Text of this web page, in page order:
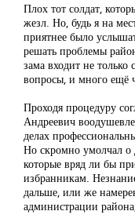
Плох тот солдат,
жезл. Но, будь я на
приятнее было
решать проблемы
зама входит не
вопросы, и много ещё
Проходя процедуру
Андреевич
делах
Но скромно умолчал о
которые вряд ли бы
избранникам.
дальше, или же
администрации